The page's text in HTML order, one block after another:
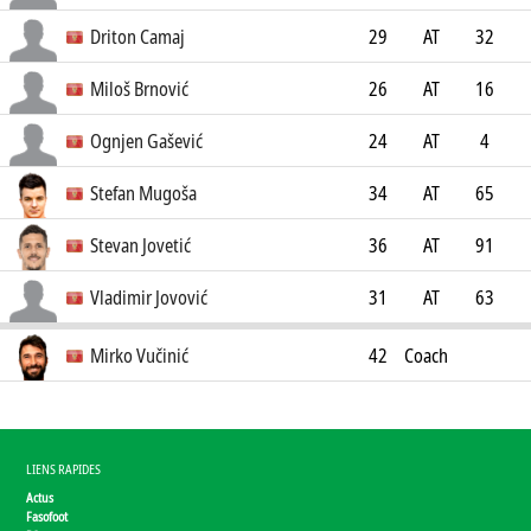
1
Driton Camaj 29 AT
32
2
Muğlaspor
Miloš Brnović 26 AT
16
0
PFK Arsenal Tula
Ognjen Gašević 24 AT
4
0
FK CSKA 1948 Sofia
Stefan Mugoša 34 AT
65
16
Incheon United FC
Stevan Jovetić 36 AT
91
37
Vladimir Jovović 31 AT
63
0
PFK Neftchi
Mirko Vučinić 42 Coach
LIENS RAPIDES
Actus
Fasofoot